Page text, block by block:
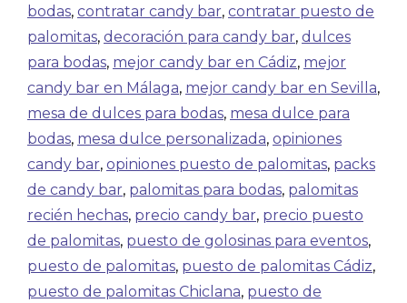
bodas, contratar candy bar, contratar puesto de
palomitas, decoración para candy bar, dulces
para bodas, mejor candy bar en Cádiz, mejor
candy bar en Málaga, mejor candy bar en Sevilla,
mesa de dulces para bodas, mesa dulce para
bodas, mesa dulce personalizada, opiniones
candy bar, opiniones puesto de palomitas, packs
de candy bar, palomitas para bodas, palomitas
recién hechas, precio candy bar, precio puesto
de palomitas, puesto de golosinas para eventos,
puesto de palomitas, puesto de palomitas Cádiz,
puesto de palomitas Chiclana, puesto de